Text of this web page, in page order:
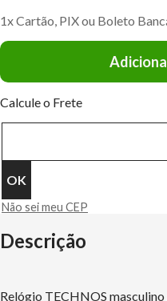
1x Cartão, PIX ou Boleto
Calcule o Frete
Não sei meu CEP
Descrição
Relógio TECHNOS